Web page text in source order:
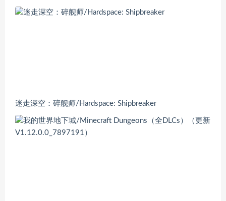
迷走深空：碎舰师/Hardspace: Shipbreaker